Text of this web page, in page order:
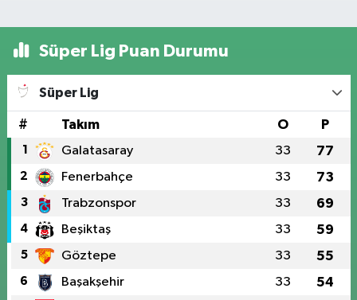
Süper Lig Puan Durumu
Süper Lig
# Takım O P
1 Galatasaray 33 77
2 Fenerbahçe 33 73
3 Trabzonspor 33 69
4 Beşiktaş 33 59
5 Göztepe 33 55
6 Başakşehir 33 54